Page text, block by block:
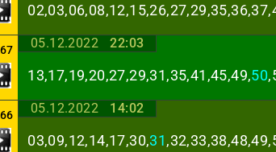
02,03,06,08,12,15,26,27,29,35,
05.12.2022 22:03
13,17,19,20,27,29,31,35,41,45,49,50
05.12.2022 14:02
03,09,12,14,17,30,31,32,33,38,